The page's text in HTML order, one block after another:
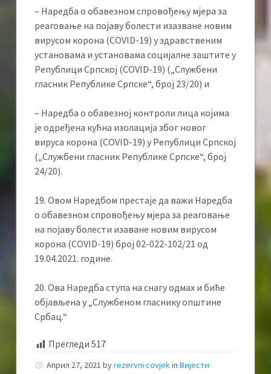
– Наредба о обавезном спровођењу мјера за
реаговање на појаву болести изазване новим
вирусом корона (COVID-19) у здравственим
установама и установама социјалне заштите у
Републици Српској (COVID-19) („Службени
гласник Републике Српске“, број 23/20) и
– Наредба о обавезној контроли лица којима
је одређена кућна изолација због новог
вируса корона (COVID-19) у Републици Српској
(„Службени гласник Републике Српске“, број
24/20).
19. Овом Наредбом престаје да важи Наредба
о обавезном спровођењу мјера за реаговање
на појаву болести изаване новим вирусом
корона (COVID-19) број 02-022-102/21 од
19.04.2021. године.
20. Ова Наредба ступа на снагу одмах и биће
објављена у „Службеном гласнику општине
Србац.“
Прегледи 517
Април 27, 2021 byrezervni covjek in Вијести